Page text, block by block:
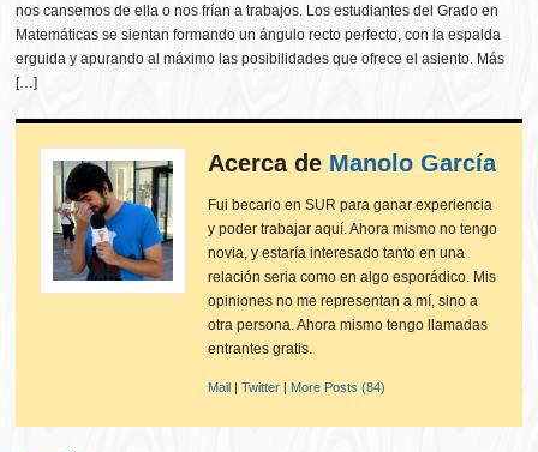
nos cansemos de ella o nos frían a trabajos. Los estudiantes del Grado en
Matemáticas se sientan formando un ángulo recto perfecto, con la espalda
erguida y apurando al máximo las posibilidades que ofrece el asiento. Más
[…]
Acerca de Manolo García
Fui becario en SUR para ganar experiencia
y poder trabajar aquí. Ahora mismo no tengo
novia, y estaría interesado tanto en una
relación seria como en algo esporádico. Mis
opiniones no me representan a mí, sino a
otra persona. Ahora mismo tengo llamadas
entrantes gratis.
Mail |Twitter | More Posts (84)